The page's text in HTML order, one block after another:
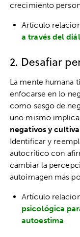
crecimiento
Artículo
a través del
2. Desafiar
La mente humana
enfocarse en lo
como sesgo de
uno mismo implica
negativos y
Identificar y
autocrítico con
cambiar la
autoimagen más
Artículo
psicológica
autoestima